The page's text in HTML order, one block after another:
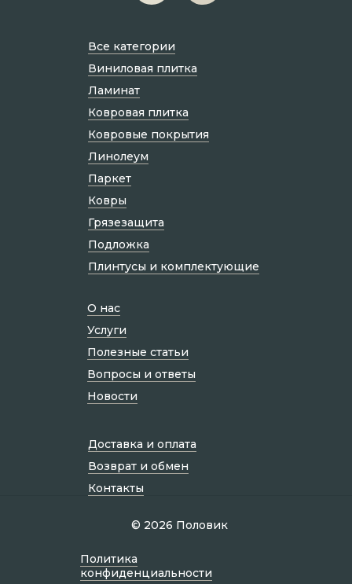
О нас
Услуги
Полезные статьи
Вопросы и ответы
Новости
Доставка и оплата
Возврат и обмен
Контакты
© 2026 Половик
Все категории
Виниловая плитка
Ламинат
Ковровая плитка
Ковровые покрытия
Линолеум
Паркет
Ковры
Грязезащита
Подложка
Плинтусы и комплектующие
Политик а
конфиденциальности